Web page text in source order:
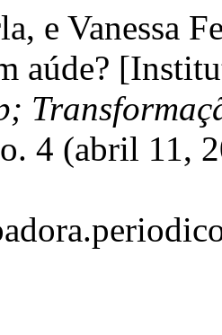
e Vanessa
aúde?
4 (abril 11,